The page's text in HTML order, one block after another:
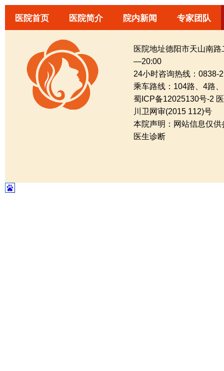
医院首页 医院简介 院内新闻 专家团队
医院地址德阳市天山南
—20:00
24小时咨询热线：0838-
乘车路线：104路、4路
蜀ICP备12025130号-2
川卫网审(2015 112)号
本院声明：网站信息仅
医生诊断